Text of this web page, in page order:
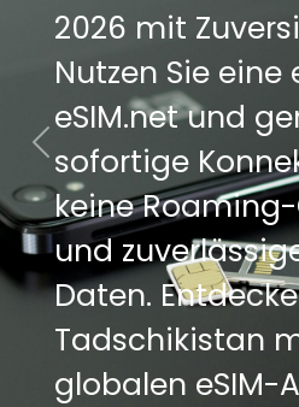
2026 mit
Nutzen Sie eine
eSIM.net und
sofortige
keine
und
Daten.
Tadschikistan
globalen eSIM-
2026 mit
Nutzen Sie eine
eSIM.net und
sofortige
keine
und
Daten.
Tadschikistan
globalen eSIM-
Previous